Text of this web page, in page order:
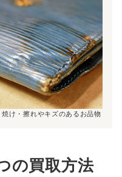
焼け・擦れやキズのあるお品物
の買取方法